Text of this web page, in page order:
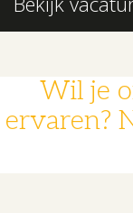
Wil je
ervaren?